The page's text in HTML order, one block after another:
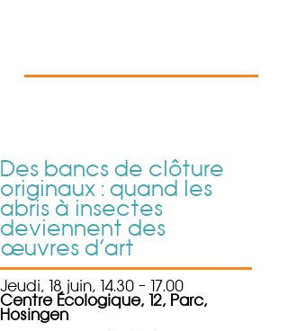
Des bancs de clôture
originaux : quand les
abris à insectes
deviennent des
œuvres d’art
Jeudi, 18 juin, 14.30 – 17.00
Centre Écologique, 12, Parc,
Hosingen